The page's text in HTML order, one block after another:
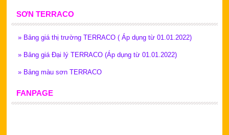
SƠN TERRACO
» Bảng giá thị trường TERRACO ( Áp dụng từ 01.01.2022)
» Bảng giá Đại lý TERRACO (Áp dụng từ 01.01.2022)
» Bảng màu sơn TERRACO
FANPAGE